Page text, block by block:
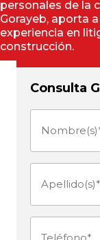
personales de la
Gorayeb, aporta
experiencia en
construcción.
Consulta
Nombre(s)
Apellido(s)
Teléfono